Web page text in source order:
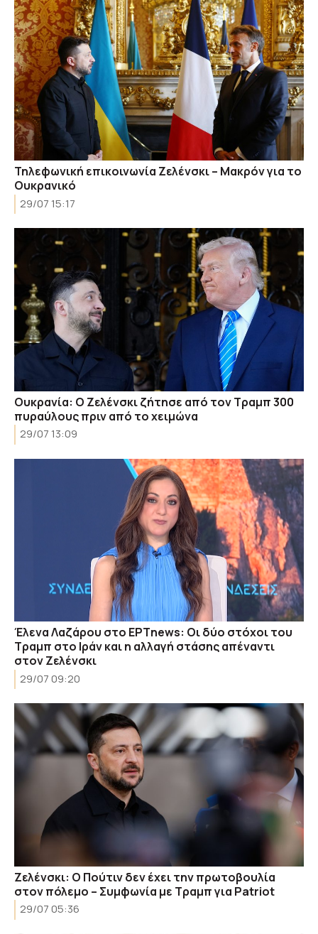
Τηλεφωνική επικοινωνία Ζελένσκι – Μακρόν για το
Ουκρανικό
29/07 15:17
Ουκρανία: Ο Ζελένσκι ζήτησε από τον Τραμπ 300
πυραύλους πριν από το χειμώνα
29/07 13:09
Έλενα Λαζάρου στο ΕΡΤnews: Οι δύο στόχοι του
Τραμπ στο Ιράν και η αλλαγή στάσης απέναντι
στον Ζελένσκι
29/07 09:20
Ζελένσκι: Ο Πούτιν δεν έχει την πρωτοβουλία
στον πόλεμο – Συμφωνία με Τραμπ για Patriot
29/07 05:36